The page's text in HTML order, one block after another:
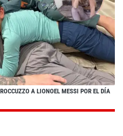
A LIONOEL MESSI POR EL DÍA